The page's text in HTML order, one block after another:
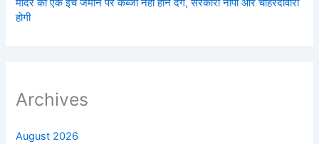
मंदिर की एक इंच जमीन पर कब्जा नहीं होने देंगे, सरकारी नापी और चाहरदीवारी
होगी
Archives
August 2026